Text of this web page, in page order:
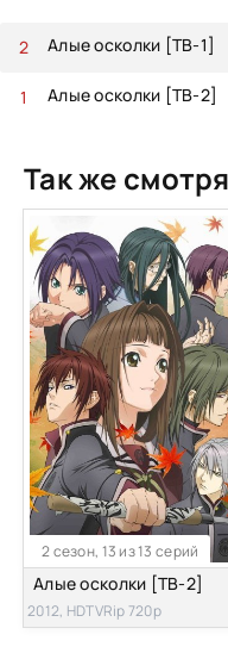
Алые осколки [ТВ-2]
Алые осколки [ТВ-1]
Так же
2 сезон, 13 из 13 серий
Алые осколки [ТВ-2]
2012, HDTVRip 720p